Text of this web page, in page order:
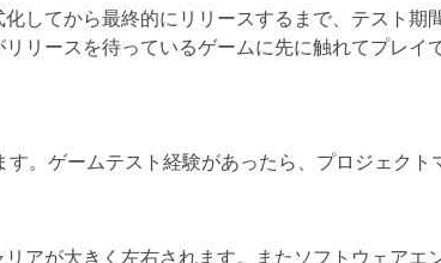
してから最終的にリリースするまで、テスト
ースを待っているゲームに先に触れてプレイ
。ゲームテスト経験があったら、プロジェク
アが大きく左右されます。またソフトウェア